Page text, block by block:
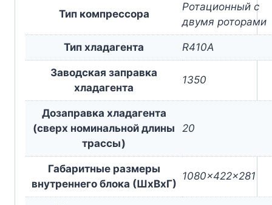
Тип компрессора
Ротационный с
двумя роторами
Тип хладагента R410A
Заводская заправка
хладагента
1350
Дозаправка хладагента
(сверх номинальной длины
трассы)
20
Габаритные размеры
внутреннего блока (ШxВxГ)
1080x422x281